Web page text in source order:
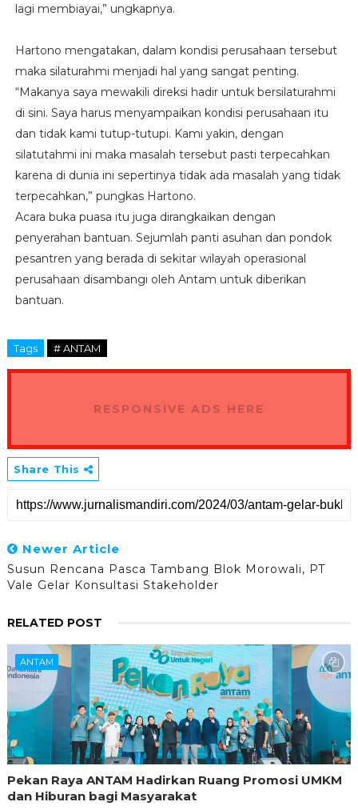
lagi membiayai,” ungkapnya.
Hartono mengatakan, dalam kondisi perusahaan tersebut
maka silaturahmi menjadi hal yang sangat penting.
“Makanya saya mewakili direksi hadir untuk bersilaturahmi
di sini. Saya harus menyampaikan kondisi perusahaan itu
dan tidak kami tutup-tutupi. Kami yakin, dengan
silatutahmi ini maka masalah tersebut pasti terpecahkan
karena di dunia ini sepertinya tidak ada masalah yang tidak
terpecahkan,” pungkas Hartono.
Acara buka puasa itu juga dirangkaikan dengan
penyerahan bantuan. Sejumlah panti asuhan dan pondok
pesantren yang berada di sekitar wilayah operasional
perusahaan disambangi oleh Antam untuk diberikan
bantuan.
Tags # ANTAM
RESPONSIVE ADS HERE
Share This
Newer Article
Susun Rencana Pasca Tambang Blok Morowali, PT
Vale Gelar Konsultasi Stakeholder
RELATED POST
ANTAM
Pekan Raya ANTAM Hadirkan Ruang Promosi UMKM
dan Hiburan bagi Masyarakat